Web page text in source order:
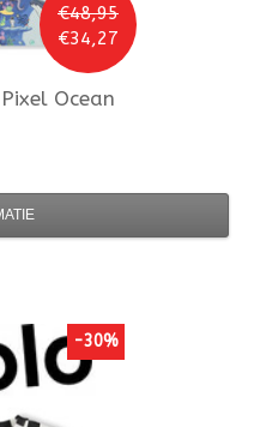
€48,95
€34,27
Ocean
-30%